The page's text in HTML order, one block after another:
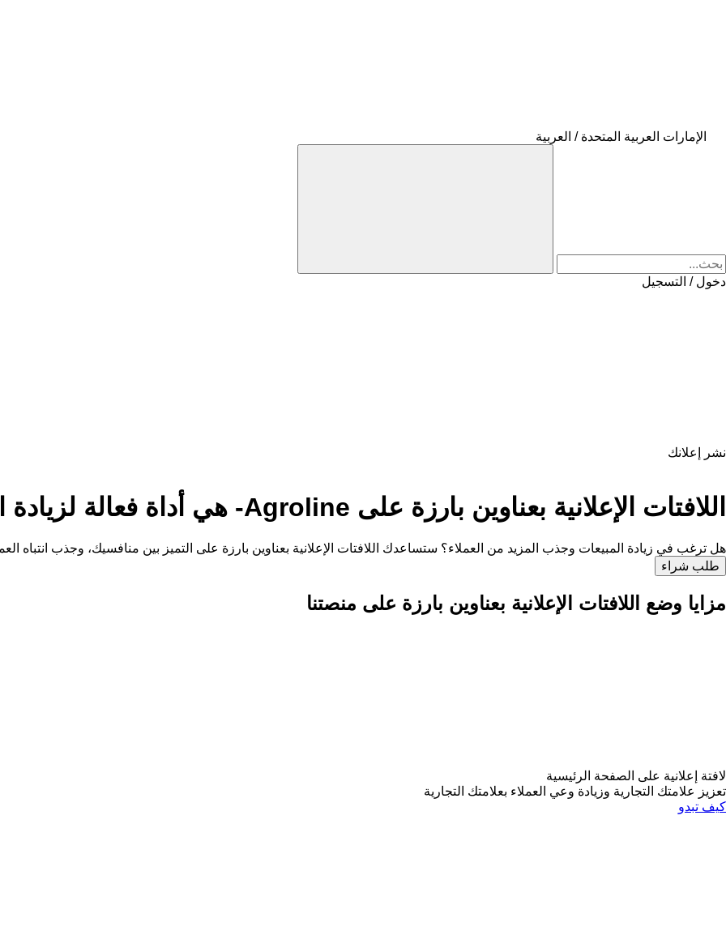
الإمارات العربية المتحدة / العربية
دخول / التسجيل
نشر إعلانك
اللافتات الإعلانية بعناوين بارزة على Agroline- هي أداة فعالة لزيادة المبيعات
هل ترغب في زيادة المبيعات وجذب المزيد من العملاء؟ ستساعدك اللافتات الإعلانية بعناوين بارزة على التميز بين منافسيك، وجذب انتباه
طلب شراء
مزايا وضع اللافتات الإعلانية بعناوين بارزة على منصتنا
لافتة إعلانية على الصفحة الرئيسية
تعزيز علامتك التجارية وزيادة وعي العملاء بعلامتك التجارية
كيف تبدو